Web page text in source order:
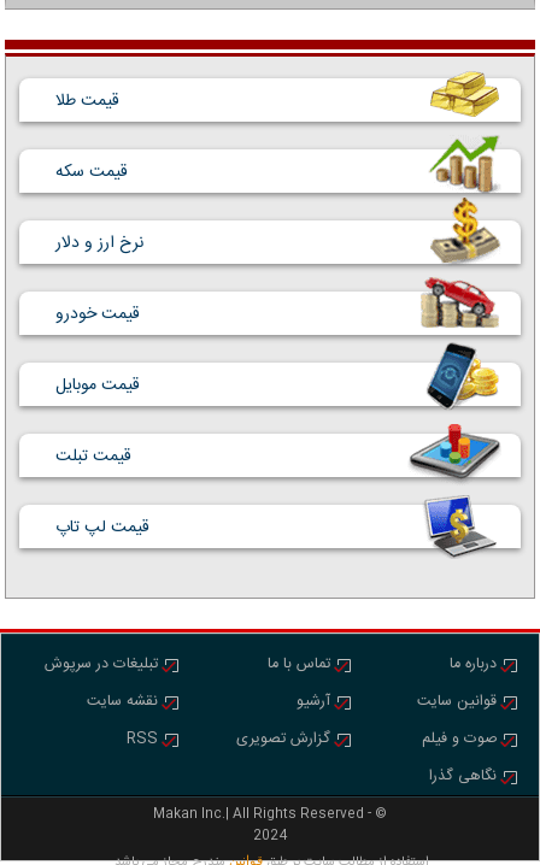
قیمت طلا
قیمت سکه
نرخ ارز و دلار
قیمت خودرو
قیمت موبایل
قیمت تبلت
قیمت لپ تاپ
درباره ما
قوانین سایت
صوت و فیلم
نگاهی گذرا
تماس با ما
آرشیو
گزارش تصویری
تبلیغات در سرپوش
نقشه سایت
RSS
Makan Inc.‎‎‎| All Rights Reserved - ©
2024
قوانين